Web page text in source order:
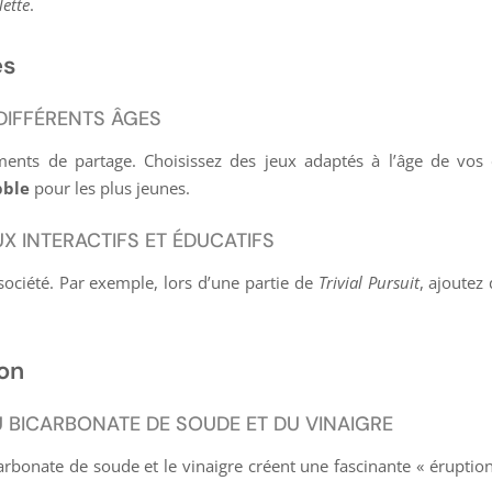
.
ÂGES
de partage. Choisissez des jeux adaptés à l’âge de
pour les plus jeunes.
INTERACTIFS ET ÉDUCATIFS
Par exemple, lors d’une partie de Trivial Pursuit, ajoutez
DE SOUDE ET DU VINAIGRE
de soude et le vinaigre créent une fascinante «